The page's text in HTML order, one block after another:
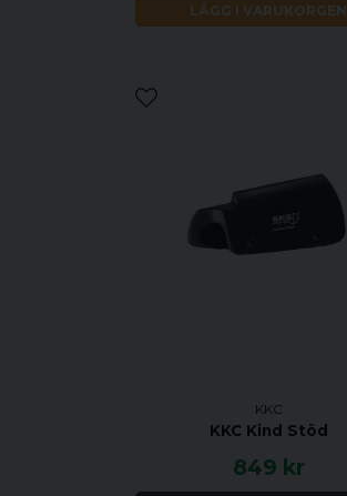
LÄGG I VARUKORGEN
KKC
KKC Kind Stöd
849 kr